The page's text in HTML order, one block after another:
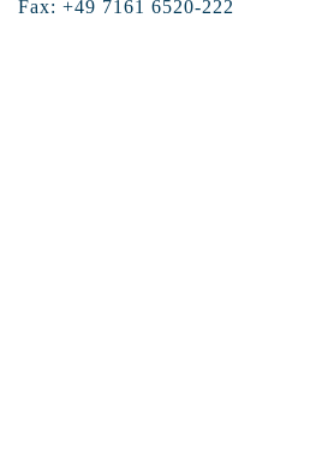
Fax: +49 7161 6520-222